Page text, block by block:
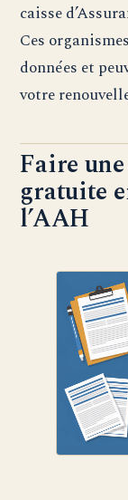
caisse
Ces
données et
votre
Faire
gratuite
l’AAH